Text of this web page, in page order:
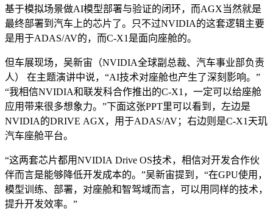
基于模拟场景做AI模型部署与验证的闭环，而AGX当然就是
最终部署到汽车上的芯片了。只不过NVIDIA的这套逻辑主要
是用于ADAS/AV的，而C-X1是面向座舱的。
但车展现场，吴新宙（NVIDIA全球副总裁、汽车事业部负责
人） 在主题演讲中说，“AI技术对座舱也产生了深刻影响。”
“我相信NVIDIA和联发科合作推出的C-X1，一定可以给座舱
应用带来很多想象力。”下面这张PPT里可以看到，左边是
NVIDIA的DRIVE AGX，用于ADAS/AV；右边则是C-X1天玑
汽车座舱平台。
“这两套芯片都用NVIDIA Drive OS技术，相信对开发合作伙
伴而言是能够降低开发成本的。”吴新宙提到，“在GPU使用，
模型训练、部署，对座舱和智驾域而言，可以用同样的技术，
提升开发效率。”